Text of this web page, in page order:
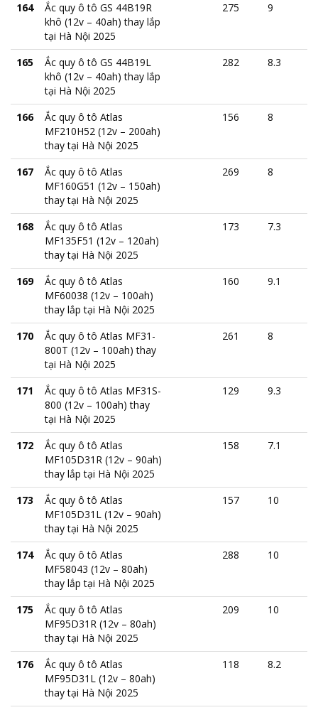
164
Ắc quy ô tô GS 44B19R
khô (12v – 40ah) thay lắp
tại Hà Nội 2025
275 9
165
Ắc quy ô tô GS 44B19L
khô (12v – 40ah) thay lắp
tại Hà Nội 2025
282 8.3
166
Ắc quy ô tô Atlas
MF210H52 (12v – 200ah)
thay tại Hà Nội 2025
156 8
167
Ắc quy ô tô Atlas
MF160G51 (12v – 150ah)
thay tại Hà Nội 2025
269 8
168
Ắc quy ô tô Atlas
MF135F51 (12v – 120ah)
thay tại Hà Nội 2025
173 7.3
169
Ắc quy ô tô Atlas
MF60038 (12v – 100ah)
thay lắp tại Hà Nội 2025
160 9.1
170
Ắc quy ô tô Atlas MF31-
800T (12v – 100ah) thay
tại Hà Nội 2025
261 8
171
Ắc quy ô tô Atlas MF31S-
800 (12v – 100ah) thay
tại Hà Nội 2025
129 9.3
172
Ắc quy ô tô Atlas
MF105D31R (12v – 90ah)
thay lắp tại Hà Nội 2025
158 7.1
173
Ắc quy ô tô Atlas
MF105D31L (12v – 90ah)
thay tại Hà Nội 2025
157 10
174
Ắc quy ô tô Atlas
MF58043 (12v – 80ah)
thay lắp tại Hà Nội 2025
288 10
175
Ắc quy ô tô Atlas
MF95D31R (12v – 80ah)
thay tại Hà Nội 2025
209 10
176
Ắc quy ô tô Atlas
MF95D31L (12v – 80ah)
thay tại Hà Nội 2025
118 8.2